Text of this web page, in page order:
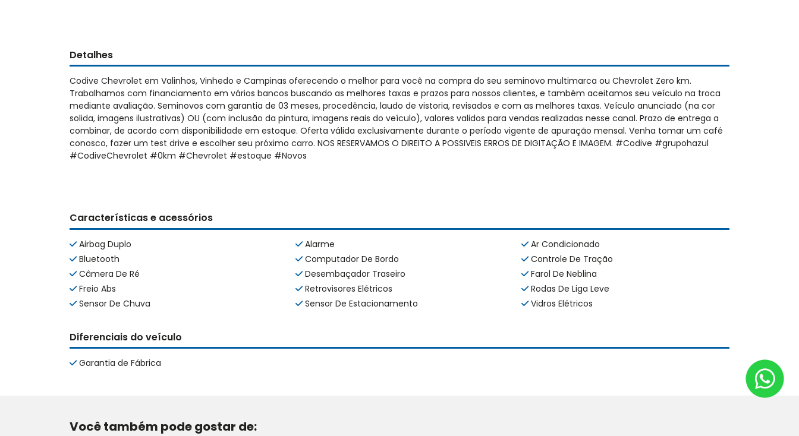
Detalhes
Codive Chevrolet em Valinhos, Vinhedo e Campinas oferecendo o melhor para você na compra do seu seminovo multimarca ou Chevrolet Zero km.
Trabalhamos com financiamento em vários bancos buscando as melhores taxas e prazos para nossos clientes, e também aceitamos seu veículo na troca
mediante avaliação. Seminovos com garantia de 03 meses, procedência, laudo de vistoria, revisados e com as melhores taxas. Veículo anunciado (na cor
solida, imagens ilustrativas) OU (com inclusão da pintura, imagens reais do veículo), valores validos para vendas realizadas nesse canal. Prazo de entrega a
combinar, de acordo com disponibilidade em estoque. Oferta válida exclusivamente durante o período vigente de apuração mensal. Venha tomar um café
conosco, fazer um test drive e escolher seu próximo carro. NOS RESERVAMOS O DIREITO A POSSIVEIS ERROS DE DIGITAÇÃO E IMAGEM. #Codive #grupohazul
#CodiveChevrolet #0km #Chevrolet #estoque #Novos
Características e acessórios
Airbag Duplo Alarme
Ar Condicionado
Bluetooth
Computador De Bordo
Controle De Tração
Câmera De Ré
Desembaçador Traseiro
Farol De Neblina
Freio Abs
Retrovisores Elétricos
Rodas De Liga Leve
Sensor De Chuva
Sensor De Estacionamento Vidros Elétricos
Diferenciais do veículo
Garantia de Fábrica
Você também pode gostar de: